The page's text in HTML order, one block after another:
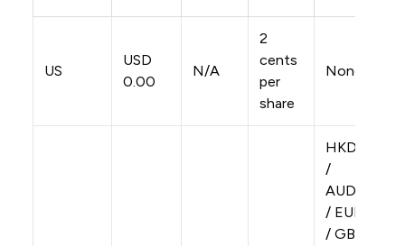
US
USD
0.00
N/A
2
cents
per
share
None
HKD$50
/
AUD$10
/ EUR$6
/ GBP$6